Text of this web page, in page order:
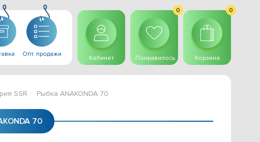
Опт. продажи
Кабинет Понравилось
0
Корзина
0
SSR Рыбка ANAKONDA 70
70